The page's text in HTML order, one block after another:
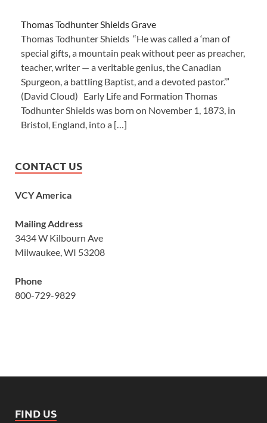
Thomas Todhunter Shields Grave
Thomas Todhunter Shields “He was called a ‘man of
special gifts, a mountain peak without peer as preacher,
teacher, writer — a veritable genius, the Canadian
Spurgeon, a battling Baptist, and a devoted pastor.’”
(David Cloud) Early Life and Formation Thomas
Todhunter Shields was born on November 1, 1873, in
Bristol, England, into a […]
CONTACT US
VCY America
Mailing Address
3434 W Kilbourn Ave
Milwaukee, WI 53208
Phone
800-729-9829
FIND US